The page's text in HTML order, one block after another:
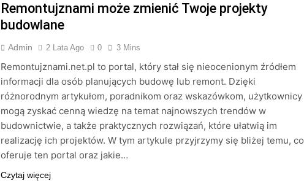
Remontujznami może zmienić Twoje projekty
budowlane
Admin 2 Lata Ago 0 3 Mins
Remontujznami.net.pl to portal, który stał się nieocenionym źródłem
informacji dla osób planujących budowę lub remont. Dzięki
różnorodnym artykułom, poradnikom oraz wskazówkom, użytkownicy
mogą zyskać cenną wiedzę na temat najnowszych trendów w
budownictwie, a także praktycznych rozwiązań, które ułatwią im
realizację ich projektów. W tym artykule przyjrzymy się bliżej temu, co
oferuje ten portal oraz jakie…
Czytaj więcej